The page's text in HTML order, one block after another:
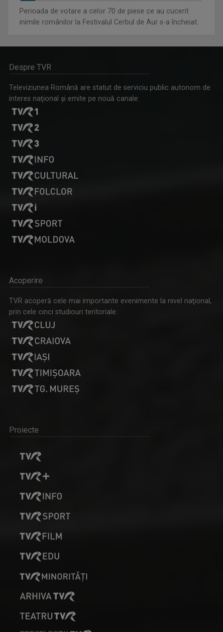
Perioada de votare a celor 70 de piese ce au cucerit
inimile românilor la Festivalul Cerbul de Aur s-a încheiat.
Despre TVR
Televiziunea Română are statut de serviciu public autonom de
interes naţional şi emite pe nouă canale:
Acoperire
TVR acoperă cele mai importante evenimente la nivel naţional,
prin cele cinci studiouri teritoriale:
Proiecte